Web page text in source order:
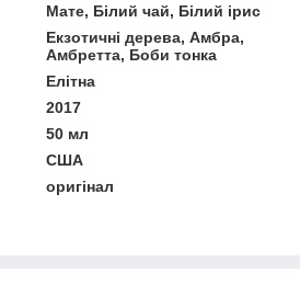
Мате, Білий чай, Білий ірис
Екзотичні дерева, Амбра,
Амбретта, Боби тонка
Елітна
2017
50 мл
США
оригінал